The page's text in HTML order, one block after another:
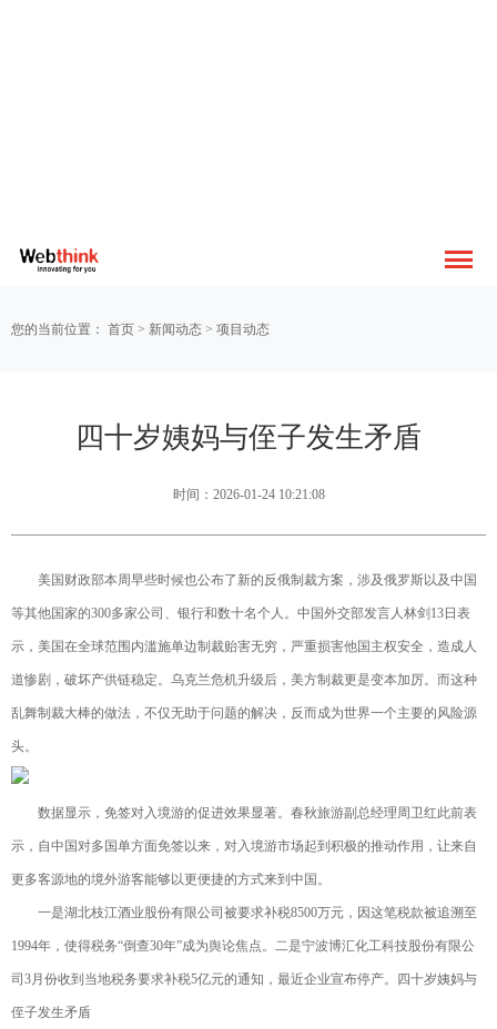
您的当前位置： 首页 > 新闻动态 > 项目动态
四十岁姨妈与侄子发生矛盾
时间：2026-01-24 10:21:08
美国财政部本周早些时候也公布了新的反俄制裁方案，涉及俄罗斯以及中国
等其他国家的300多家公司、银行和数十名个人。中国外交部发言人林剑13日表
示，美国在全球范围内滥施单边制裁贻害无穷，严重损害他国主权安全，造成人
道惨剧，破坏产供链稳定。乌克兰危机升级后，美方制裁更是变本加厉。而这种
乱舞制裁大棒的做法，不仅无助于问题的解决，反而成为世界一个主要的风险源
头。
数据显示，免签对入境游的促进效果显著。春秋旅游副总经理周卫红此前表
示，自中国对多国单方面免签以来，对入境游市场起到积极的推动作用，让来自
更多客源地的境外游客能够以更便捷的方式来到中国。
一是湖北枝江酒业股份有限公司被要求补税8500万元，因这笔税款被追溯至
1994年，使得税务“倒查30年”成为舆论焦点。二是宁波博汇化工科技股份有限公
司3月份收到当地税务要求补税5亿元的通知，最近企业宣布停产。四十岁姨妈与
侄子发生矛盾